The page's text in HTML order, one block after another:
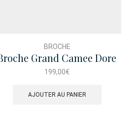
BROCHE
Grand Camee Dore
Petits Anges
199,00€
AJOUTER AU PANIER